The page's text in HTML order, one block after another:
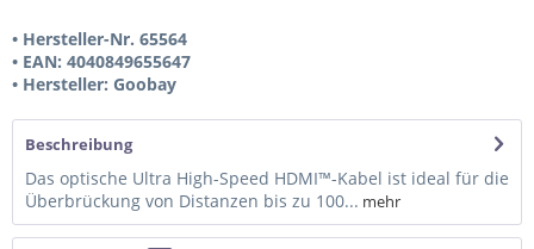
• Hersteller-Nr. 65564
• EAN: 4040849655647
• Hersteller: Goobay
Beschreibung
Das optische Ultra High-Speed HDMI™-Kabel ist ideal für die
Überbrückung von Distanzen bis zu 100... mehr